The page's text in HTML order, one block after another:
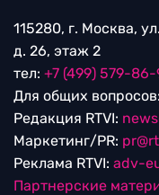
115280, г. Москва,
д. 26, этаж 2
тел: +7 (499) 579-86-
Для общих вопросов:
Редакция RTVI:
Маркетинг/PR:
Реклама RTVI: adv-
Партнерские